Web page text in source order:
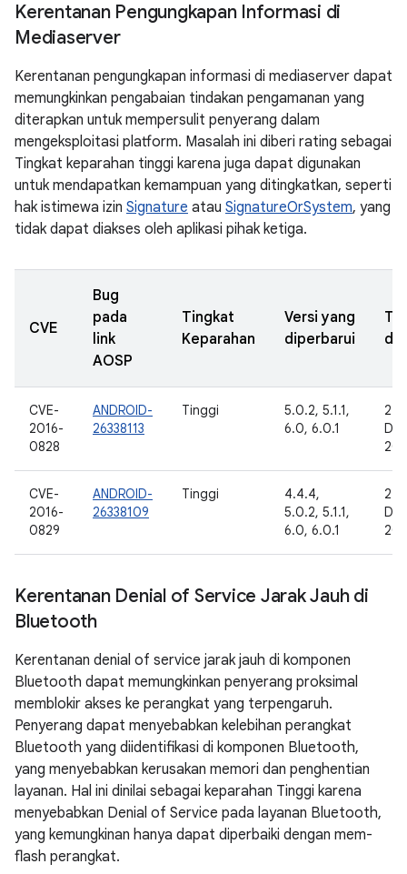
Kerentanan Pengungkapan Informasi di
Mediaserver
Kerentanan pengungkapan informasi di mediaserver dapat
memungkinkan pengabaian tindakan pengamanan yang
diterapkan untuk mempersulit penyerang dalam
mengeksploitasi platform. Masalah ini diberi rating sebagai
Tingkat keparahan tinggi karena juga dapat digunakan
untuk mendapatkan kemampuan yang ditingkatkan, seperti
hak istimewa izin Signature atau SignatureOrSystem, yang
tidak dapat diakses oleh aplikasi pihak ketiga.
CVE
Bug
pada
link
AOSP
Tingkat
Keparahan
Versi yang
diperbarui
CVE-
2016-
0828
ANDROID-
26338113
Tinggi
5.0.2, 5.1.1,
6.0, 6.0.1
27
CVE-
2016-
0829
ANDROID-
26338109
Tinggi
4.4.4,
5.0.2, 5.1.1,
6.0, 6.0.1
27
Kerentanan Denial of Service Jarak Jauh di
Bluetooth
Kerentanan denial of service jarak jauh di komponen
Bluetooth dapat memungkinkan penyerang proksimal
memblokir akses ke perangkat yang terpengaruh.
Penyerang dapat menyebabkan kelebihan perangkat
Bluetooth yang diidentifikasi di komponen Bluetooth,
yang menyebabkan kerusakan memori dan penghentian
layanan. Hal ini dinilai sebagai keparahan Tinggi karena
menyebabkan Denial of Service pada layanan Bluetooth,
yang kemungkinan hanya dapat diperbaiki dengan mem-
flash perangkat.